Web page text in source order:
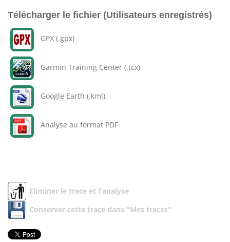
Télécharger le fichier (Utilisateurs enregistrés)
GPX (.gpx)
Garmin Training Center (.tcx)
Google Earth (.kml)
Analyse au format PDF
Eliminer le trace et l'analyse
Conserver cette trace dans "Mes traces"